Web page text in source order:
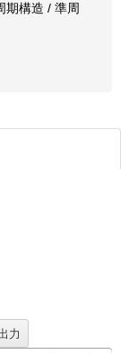
期構造 / 準周